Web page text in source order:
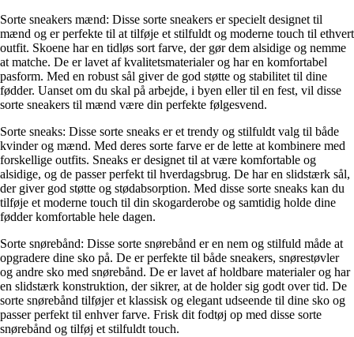
Sorte sneakers mænd: Disse sorte sneakers er specielt designet til
mænd og er perfekte til at tilføje et stilfuldt og moderne touch til ethvert
outfit. Skoene har en tidløs sort farve, der gør dem alsidige og nemme
at matche. De er lavet af kvalitetsmaterialer og har en komfortabel
pasform. Med en robust sål giver de god støtte og stabilitet til dine
fødder. Uanset om du skal på arbejde, i byen eller til en fest, vil disse
sorte sneakers til mænd være din perfekte følgesvend.
Sorte sneaks: Disse sorte sneaks er et trendy og stilfuldt valg til både
kvinder og mænd. Med deres sorte farve er de lette at kombinere med
forskellige outfits. Sneaks er designet til at være komfortable og
alsidige, og de passer perfekt til hverdagsbrug. De har en slidstærk sål,
der giver god støtte og stødabsorption. Med disse sorte sneaks kan du
tilføje et moderne touch til din skogarderobe og samtidig holde dine
fødder komfortable hele dagen.
Sorte snørebånd: Disse sorte snørebånd er en nem og stilfuld måde at
opgradere dine sko på. De er perfekte til både sneakers, snørestøvler
og andre sko med snørebånd. De er lavet af holdbare materialer og har
en slidstærk konstruktion, der sikrer, at de holder sig godt over tid. De
sorte snørebånd tilføjer et klassisk og elegant udseende til dine sko og
passer perfekt til enhver farve. Frisk dit fodtøj op med disse sorte
snørebånd og tilføj et stilfuldt touch.